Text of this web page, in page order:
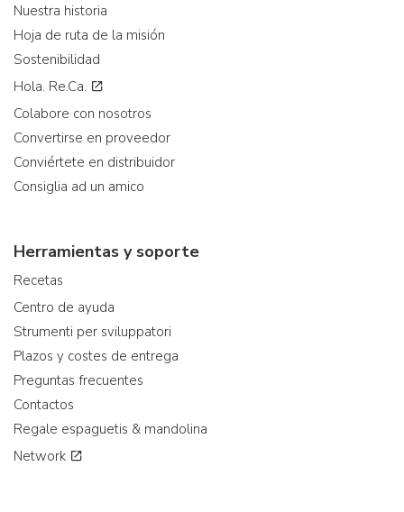
Nuestra historia
Hoja de ruta de la misión
Sostenibilidad
Hola. Re.Ca.
Colabore con nosotros
Convertirse en proveedor
Conviértete en distribuidor
Consiglia ad un amico
Herramientas y soporte
Recetas
Centro de ayuda
Strumenti per sviluppatori
Plazos y costes de entrega
Preguntas frecuentes
Contactos
Regale espaguetis & mandolina
Network